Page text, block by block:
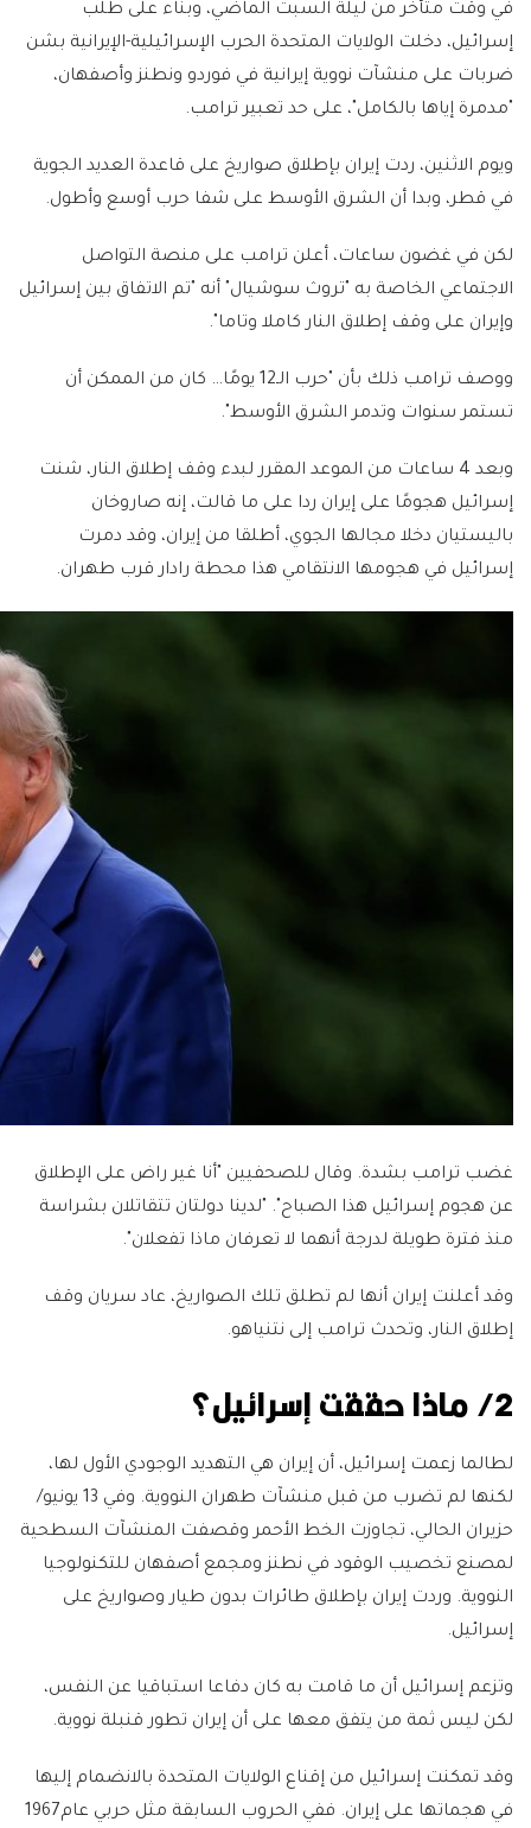
في وقت متأخر من ليلة السبت الماضي، وبناء على طلب
إسرائيل، دخلت الولايات المتحدة الحرب الإسرائيلية-الإيرانية بشن
ضربات على منشآت نووية إيرانية في فوردو ونطنز وأصفهان،
"مدمرة إياها بالكامل"، على حد تعبير ترامب.
ويوم الاثنين، ردت إيران بإطلاق صواريخ على قاعدة العديد الجوية
في قطر، وبدا أن الشرق الأوسط على شفا حرب أوسع وأطول.
لكن في غضون ساعات، أعلن ترامب على منصة التواصل
الاجتماعي الخاصة به "تروث سوشيال" أنه "تم الاتفاق بين إسرائيل
وإيران على وقف إطلاق النار كاملا وتاما".
ووصف ترامب ذلك بأن "حرب الـ12 يومًا… كان من الممكن أن
تستمر سنوات وتدمر الشرق الأوسط".
وبعد 4 ساعات من الموعد المقرر لبدء وقف إطلاق النار، شنت
إسرائيل هجومًا على إيران ردا على ما قالت، إنه صاروخان
باليستيان دخلا مجالها الجوي، أطلقا من إيران، وقد دمرت
إسرائيل في هجومها الانتقامي هذا محطة رادار قرب طهران.
غضب ترامب بشدة. وقال للصحفيين "أنا غير راض على الإطلاق
عن هجوم إسرائيل هذا الصباح". "لدينا دولتان تتقاتلان بشراسة
منذ فترة طويلة لدرجة أنهما لا تعرفان ماذا تفعلان".
وقد أعلنت إيران أنها لم تطلق تلك الصواريخ، عاد سريان وقف
إطلاق النار، وتحدث ترامب إلى نتنياهو.
2/ ماذا حققت إسرائيل؟
لطالما زعمت إسرائيل، أن إيران هي التهديد الوجودي الأول لها،
لكنها لم تضرب من قبل منشآت طهران النووية. وفي 13 يونيو/
حزيران الحالي، تجاوزت الخط الأحمر وقصفت المنشآت السطحية
لمصنع تخصيب الوقود في نطنز ومجمع أصفهان للتكنولوجيا
النووية. وردت إيران بإطلاق طائرات بدون طيار وصواريخ على
إسرائيل.
وتزعم إسرائيل أن ما قامت به كان دفاعا استباقيا عن النفس،
لكن ليس ثمة من يتفق معها على أن إيران تطور قنبلة نووية.
وقد تمكنت إسرائيل من إقناع الولايات المتحدة بالانضمام إليها
في هجماتها على إيران. ففي الحروب السابقة مثل حربي عام1967